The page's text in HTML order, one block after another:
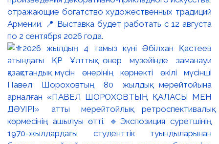
отражающие богатство художественных традиций
Армении. 📍 Выставка будет работать с 12 августа
по 2 сентября 2026 года.